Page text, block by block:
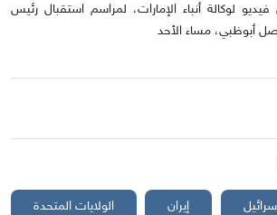
لوكالة أنباء الإمارات، لمراسم استقبال رئيس
وصل أبوظبي، مساء الأحد
إيران الولايات المتحدة